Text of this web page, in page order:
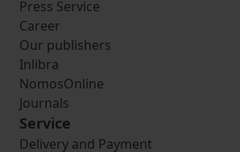
Press Service
Career
Our publishers
Inlibra
NomosOnline
Journals
Service
Delivery and Payment